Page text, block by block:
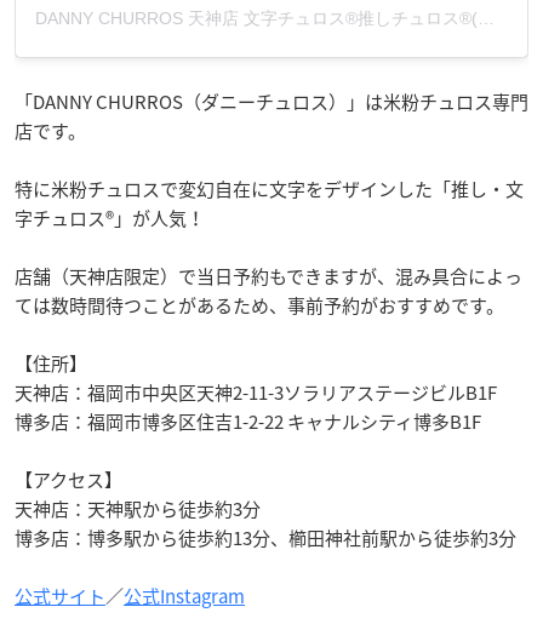
DANNY CHURROS 天神店 文字チュロス®︎推しチュロス®︎(@dannychurros.tenjin)がシェアした投稿
「DANNY CHURROS（ダニーチュロス）」は米粉チュロス専門
店です。
特に米粉チュロスで変幻自在に文字をデザインした「推し・文
字チュロス®︎」が人気！
店舗（天神店限定）で当日予約もできますが、混み具合によっ
ては数時間待つことがあるため、事前予約がおすすめです。
【住所】
天神店：福岡市中央区天神2-11-3ソラリアステージビルB1F
博多店：福岡市博多区住吉1-2-22 キャナルシティ博多B1F
【アクセス】
天神店：天神駅から徒歩約3分
博多店：博多駅から徒歩約13分、櫛田神社前駅から徒歩約3分
公式サイト／公式Instagram